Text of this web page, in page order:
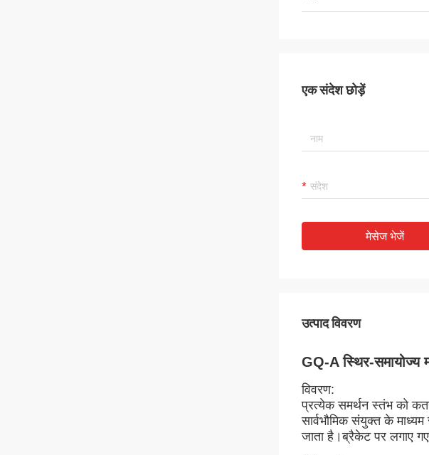
एक संदेश छोड़ें
मेसेज भेजें
उत्पाद विवरण
GQ-A स्थिर-समायोज्य
विवरण:
प्रत्येक समर्थन स्तंभ को
सार्वभौमिक संयुक्त के
जाता है।ब्रैकेट पर लगाए